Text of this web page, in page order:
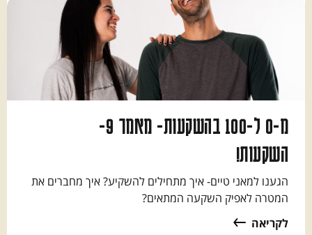
מ-0 ל-100 בהשקעות- מאמר 9-
השקעות!
הגענו למאני טיים- איך מתחילים להשקיע? איך מחברים את
המטרה לאפיק השקעה המתאים?
לקריאה